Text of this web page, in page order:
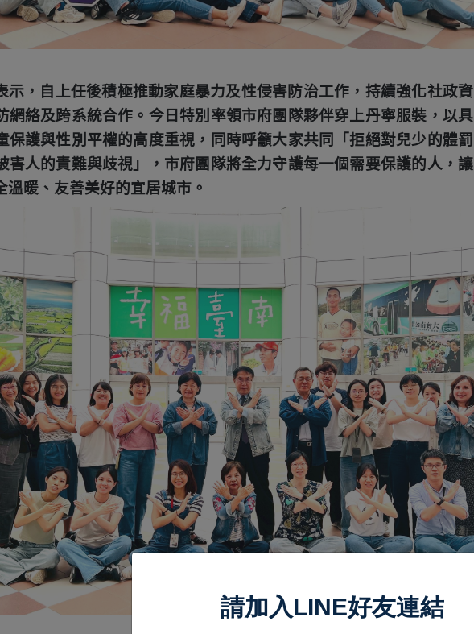
示，自上任後積極推動家庭暴力及性侵害防治工作，持續強化社政資
網絡及跨系統合作。今日特別率領市府團隊夥伴穿上丹寧服裝，以具
保護與性別平權的高度重視，同時呼籲大家共同「拒絕對兒少的體罰
害人的責難與歧視」，市府團隊將全力守護每一個需要保護的人，讓
溫暖、友善美好的宜居城市。
請加入LINE好友連結